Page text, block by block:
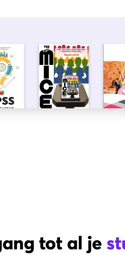
tot al je